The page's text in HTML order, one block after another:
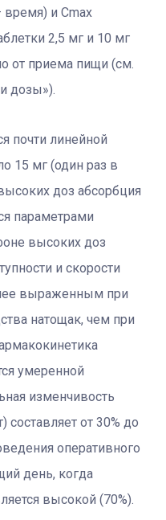
время) и Cmax
2,5 мг и 10 мг
от приема пищи (см.
дозы»).
почти линейной
15 мг (один раз в
доз абсорбция
параметрами
высоких доз
и скорости
выраженным при
натощак, чем при
умеренной
изменчивость
от 30% до
оперативного
день, когда
высокой (70%).